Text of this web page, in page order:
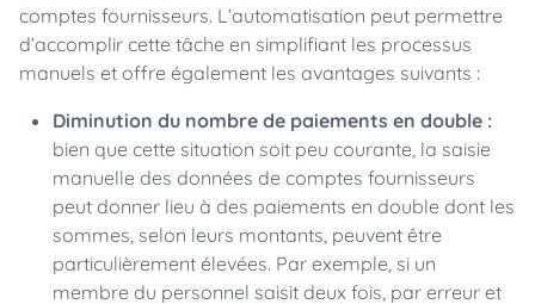
comptes fournisseurs. L’automatisation peut permettre
d’accomplir cette tâche en simplifiant les processus
manuels et offre également les avantages suivants :
Diminution du nombre de paiements en double :
bien que cette situation soit peu courante, la saisie
manuelle des données de comptes fournisseurs
peut donner lieu à des paiements en double dont les
sommes, selon leurs montants, peuvent être
particulièrement élevées. Par exemple, si un
membre du personnel saisit deux fois, par erreur et